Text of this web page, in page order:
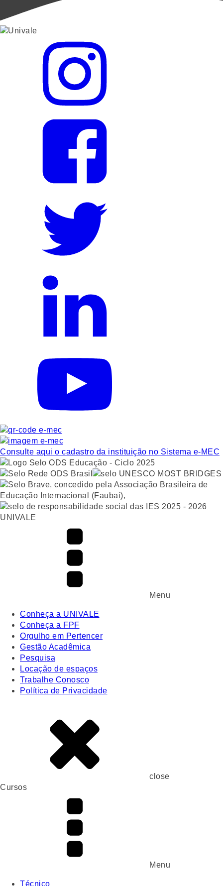
Consulte aqui o cadastro da instituição no Sistema e-MEC
UNIVALE
Menu
Conheça a UNIVALE
Conheça a FPF
Orgulho em Pertencer
Gestão Acadêmica
Pesquisa
Locação de espaços
Trabalhe Conosco
Política de Privacidade
close
Cursos
Menu
Técnico